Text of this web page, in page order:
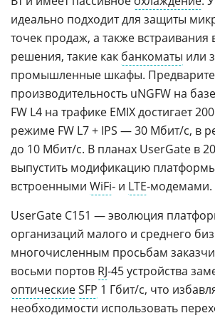
идеально подходит для защиты
точек продаж, а также встраивания
решения, такие как банкоматы или
промышленные шкафы.
производительность uNGFW на
FW L4 на трафике EMIX достигает
режиме FW L7 + IPS — 30 Мбит/с, в
до 10 Мбит/с. В планах UserGate в
выпустить модификацию
встроенными WiFi‑ и LTE‑модемами.
UserGate С151 — эволюция
организаций малого и среднего
многочисленным просьбам
восьми портов RJ‑45 устройства
оптическиеSFP 1 Гбит/с, что
необходимости использовать